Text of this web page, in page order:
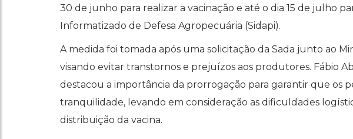
30 de junho para realizar a vacinação e até o dia 15 de julho
Informatizado de Defesa Agropecuária (Sidapi).
A medida foi tomada após uma solicitação da Sada junto ao
visando evitar transtornos e prejuízos aos produtores. Fábio
destacou a importância da prorrogação para garantir que os
tranquilidade, levando em consideração as dificuldades
distribuição da vacina.